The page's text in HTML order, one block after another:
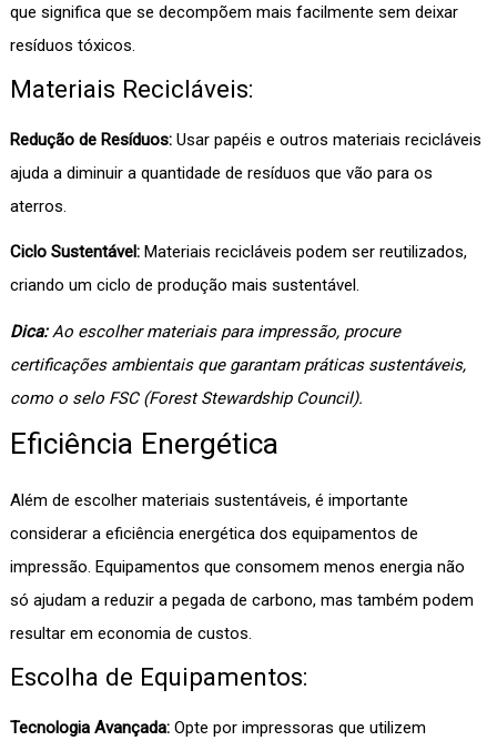
que significa que se decompõem mais facilmente sem deixar
resíduos tóxicos.
Materiais Recicláveis:
Redução de Resíduos: Usar papéis e outros materiais recicláveis
ajuda a diminuir a quantidade de resíduos que vão para os
aterros.
Ciclo Sustentável: Materiais recicláveis podem ser reutilizados,
criando um ciclo de produção mais sustentável.
Dica: Ao escolher materiais para impressão, procure
certificações ambientais que garantam práticas sustentáveis,
como o selo FSC (Forest Stewardship Council).
Eficiência Energética
Além de escolher materiais sustentáveis, é importante
considerar a eficiência energética dos equipamentos de
impressão. Equipamentos que consomem menos energia não
só ajudam a reduzir a pegada de carbono, mas também podem
resultar em economia de custos.
Escolha de Equipamentos:
Tecnologia Avançada: Opte por impressoras que utilizem